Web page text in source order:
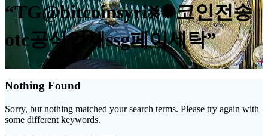
“TG@bitcoinsyri⨳✺코인전송
otc공식업체ssg페이세탁”
Nothing Found
Sorry, but nothing matched your search terms. Please try again with
some different keywords.